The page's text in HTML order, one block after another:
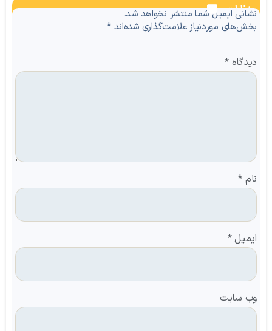
نظرات
نشانی ایمیل شما منتشر نخواهد شد.
بخش‌های موردنیاز علامت‌گذاری شده‌اند*
دیدگاه*
نام *
ایمیل*
وب‌ سایت